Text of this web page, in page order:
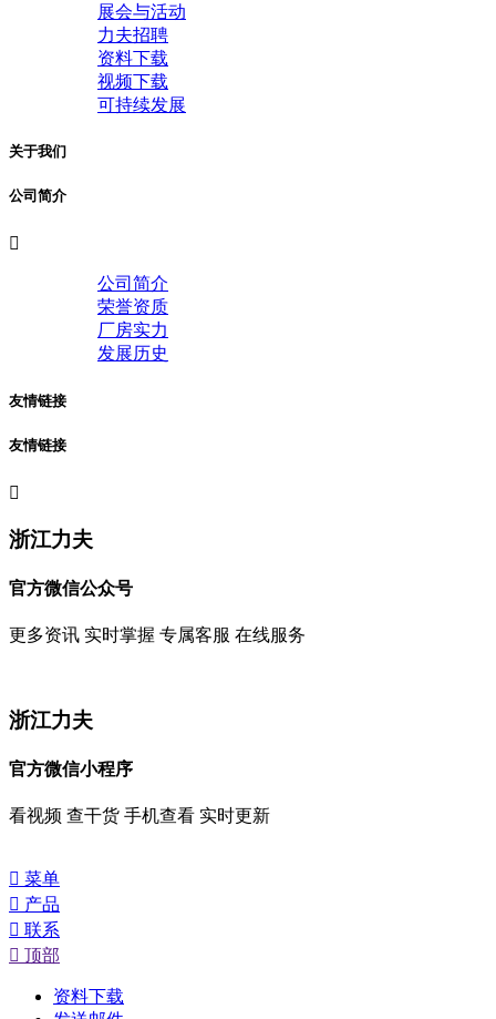
展会与活动
力夫招聘
资料下载
视频下载
可持续发展
关于我们
公司简介

公司简介
荣誉资质
厂房实力
发展历史
友情链接
友情链接

浙江力夫
官方微信公众号
更多资讯 实时掌握 专属客服 在线服务
浙江力夫
官方微信小程序
看视频 查干货 手机查看 实时更新
 菜单
 产品
 联系
 顶部
资料下载